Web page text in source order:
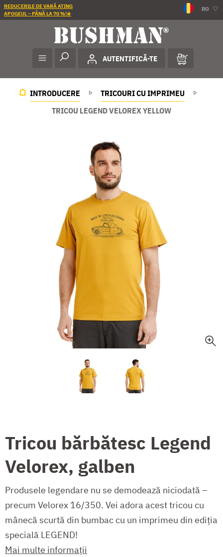
REDUCERILE DE VARĂ ATING
APOGEUL – PÂNĂ LA 70 %!☀️
RO
AUTENTIFICĂ-TE
INTRODUCERE
TRICOURI CU IMPRIMEU
TRICOU LEGEND VELOREX YELLOW
Tricou bărbătesc Legend
Velorex, galben
Produsele legendare nu se demodează niciodată –
precum Velorex 16/350. Vei adora acest tricou cu
mânecă scurtă din bumbac cu un imprimeu din ediția
specială LEGEND!
Mai multe informații